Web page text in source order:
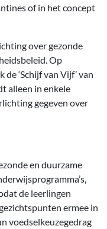
of in het concept
over gezonde
Op
‘Schijf van Vijf’ van
alleen in enkele
gegeven over
en duurzame
de leerlingen
ermee in
voedselkeuzegedrag